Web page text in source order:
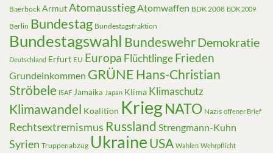
Baerbock ArmutAtomausstiegAtomwaffen BDK 2008 BDK 2009
Berlin Bundestag Bundestagsfraktion
Bundestagswahl BundeswehrDemokratie
Deutschland Erfurt EU Europa FlüchtlingeFrieden
Grundeinkommen GRÜNE Hans-Christian
Ströbele ISAF Jamaika Japan Klima Klimaschutz
Klimawandel Koalition KriegNATO Nazis offener Brief
Rechtsextremismus Russland Strengmann-Kuhn
Syrien Truppenabzug UkraineUSA Wahlen Wehrpflicht